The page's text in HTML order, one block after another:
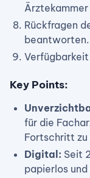
Rückfragen
beantworten.
Key Points:
für die
Fortschritt zu
Digital: Seit
papierlos